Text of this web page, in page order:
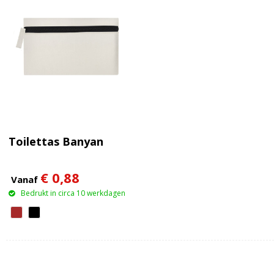
Toilettas Banyan
Vanaf € 0,88
Bedrukt in circa 10 werkdagen